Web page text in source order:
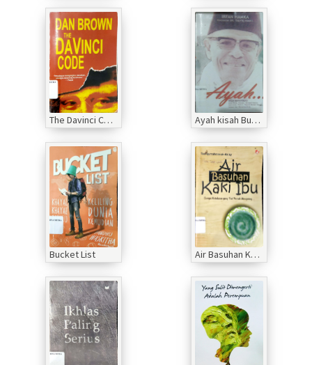
The Davinci Code Ayah kisah Buya Hamka
Bucket List Air Basuhan Kaki Ibu